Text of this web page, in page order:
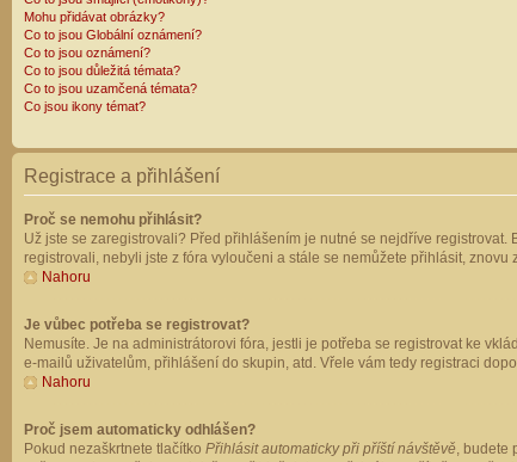
Mohu přidávat obrázky?
Co to jsou Globální oznámení?
Co to jsou oznámení?
Co to jsou důležitá témata?
Co to jsou uzamčená témata?
Co jsou ikony témat?
Registrace a přihlášení
Proč se nemohu přihlásit?
Už jste se zaregistrovali? Před přihlášením je nutné se nejdříve
registrovali, nebyli jste z fóra vyloučeni a stále se nemůžete přihlásit,
Nahoru
Je vůbec potřeba se registrovat?
Nemusíte. Je na administrátorovi fóra, jestli je potřeba se registrovat ke
e-mailů uživatelům, přihlášení do skupin, atd. Vřele vám tedy registraci
Nahoru
Proč jsem automaticky odhlášen?
Pokud nezaškrtnete tlačítko Přihlásit automaticky při příští návštěvě, budete